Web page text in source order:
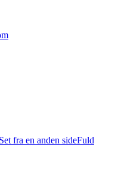
fra en anden sideFuld